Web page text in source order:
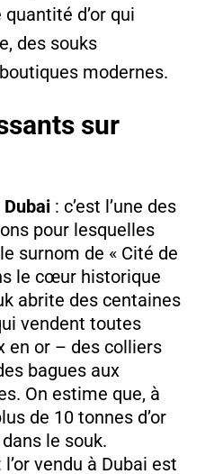
d’or qui
des souks
modernes.
sur
Dubai : c’est l’une des
pour lesquelles
surnom de « Cité de
le cœur historique
abrite des centaines
vendent toutes
en or – des colliers
bagues aux
On estime que, à
de 10 tonnes d’or
le souk.
l’or vendu à Dubai est